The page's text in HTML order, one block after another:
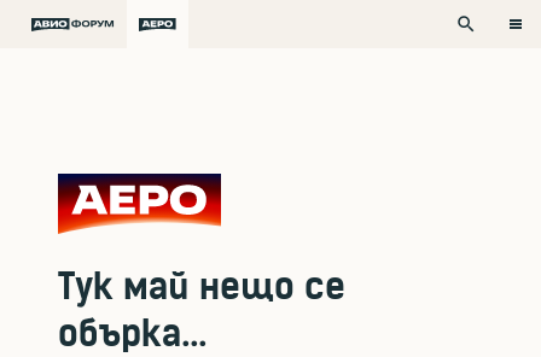
search
Тук май нещо се
обърка...